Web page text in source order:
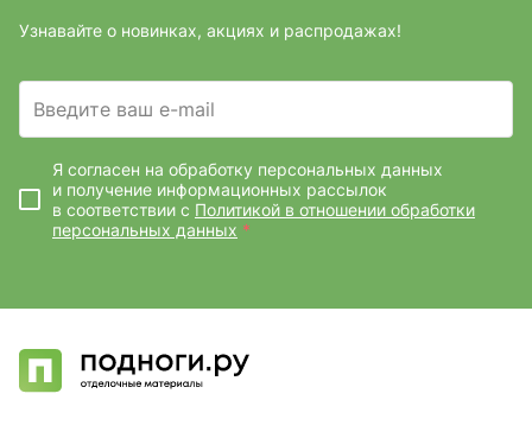
Узнавайте о новинках, акциях и распродажах!
Введите ваш e-mail
Я согласен на обработку персональных данных
и получение информационных рассылок
в соответствии с Политикой в отношении обработки
персональных данных *